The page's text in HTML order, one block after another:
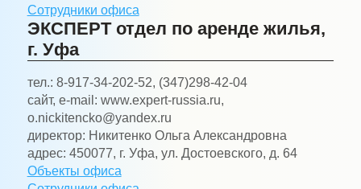
Сотрудники офиса
ЭКСПЕРТ отдел по аренде жилья,
г. Уфа
тел.: 8-917-34-202-52, (347)298-42-04
сайт, e-mail: www.expert-russia.ru,
o.nickitencko@yandex.ru
директор: Никитенко Ольга Александровна
адрес: 450077, г. Уфа, ул. Достоевского, д. 64
Объекты офиса